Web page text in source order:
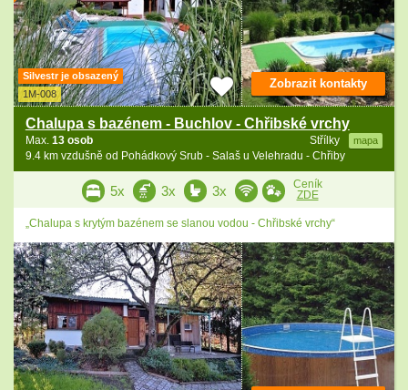
Silvestr je obsazený
1M-008
Chalupa s bazénem - Buchlov - Chřibské vrchy
Střílky mapa
Max. 13 osob
9.4 km vzdušně od Pohádkový Srub - Salaš u Velehradu - Chřiby
Zobrazit kontakty
5x 3x 3x
Ceník
ZDE
„Chalupa s krytým bazénem se slanou vodou - Chřibské vrchy“